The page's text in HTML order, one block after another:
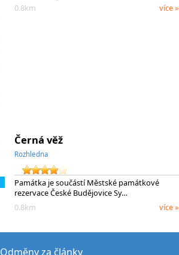
0.8km
více »
Černá věž
Rozhledna
Památka je součástí Městské památkové
rezervace České Budějovice Sy…
0.8km
více »
Odměny za články